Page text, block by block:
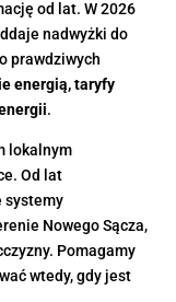
od lat. W 2026
nadwyżki do
prawdziwych
energią, taryfy
.
lokalnym
Od lat
systemy
Nowego Sącza,
Pomagamy
wtedy, gdy jest